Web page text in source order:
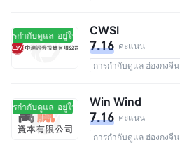
ารกำกับดูแล อยู่ในการกำกับดูแล
CWSI
7.16 คะแนน
การกำกับดูแล ฮ่องกงจีน
ารกำกับดูแล อยู่ในการกำกับดูแล
Win Wind
7.16 คะแนน
การกำกับดูแล ฮ่องกงจีน